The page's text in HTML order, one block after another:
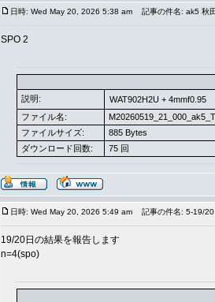
日時: Wed May 20, 2026 5:38 am 記事の件名: ak5
SPO 2
説明:
WAT902H2U + 4mmf0.95
ファイル名:
ファイルサイズ:
885 Bytes
ダウンロード回数:
75 回
日時: Wed May 20, 2026 5:49 am 記事の件名: 5-19/20
19/20日の結果を報告します
n=4(spo)